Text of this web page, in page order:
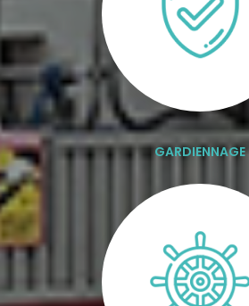
GARDIENNAGE